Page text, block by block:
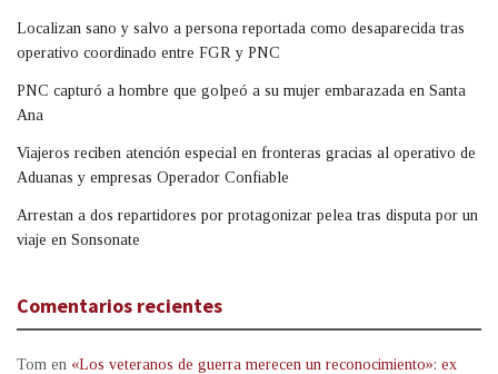
Localizan sano y salvo a persona reportada como desaparecida tras
operativo coordinado entre FGR y PNC
PNC capturó a hombre que golpeó a su mujer embarazada en Santa
Ana
Viajeros reciben atención especial en fronteras gracias al operativo de
Aduanas y empresas Operador Confiable
Arrestan a dos repartidores por protagonizar pelea tras disputa por un
viaje en Sonsonate
Comentarios recientes
Tom en «Los veteranos de guerra merecen un reconocimiento»: ex